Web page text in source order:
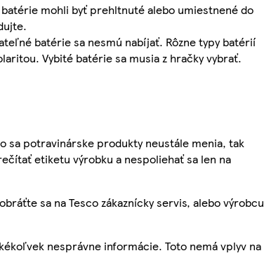
batérie mohli byť prehltnuté alebo umiestnené do
batérie sa nesmú nabíjať. Rôzne typy batérií
Vybité batérie sa musia z hračky vybrať.
sa potravinárske produkty neustále menia, tak
etiketu výrobku a nespoliehať sa len na
sa na Tesco zákaznícky servis, alebo výrobcu
nesprávne informácie. Toto nemá vplyv na